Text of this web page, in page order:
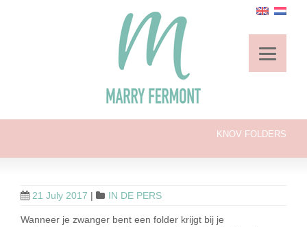
KNOV FOLDERS
21 July 2017 | IN DE PERS
Wanneer je zwanger bent een folder krijgt bij je